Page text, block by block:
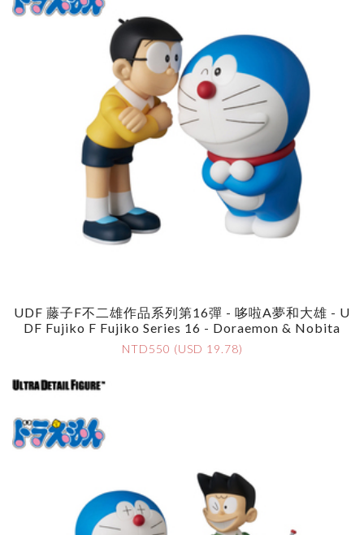
UDF 藤子F不二雄作品系列第16彈 - 哆啦A夢和大雄 - U
DF Fujiko F Fujiko Series 16 - Doraemon & Nobita
NTD550 (USD 19.78)